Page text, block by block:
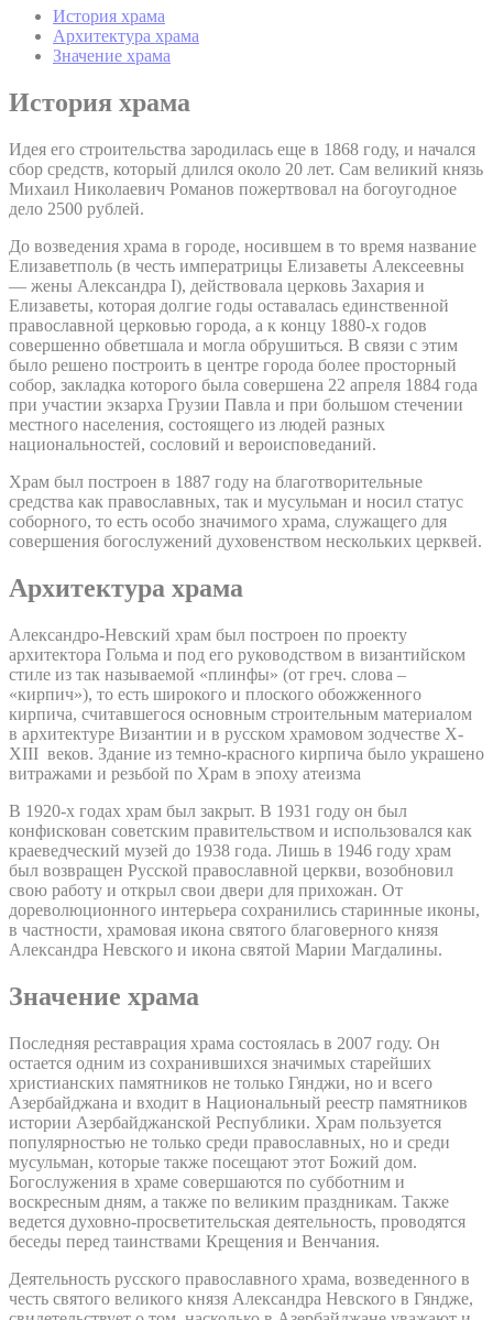
История храма
Архитектура храма
Значение храма
История храма
Идея его строительства зародилась еще в 1868 году, и начался
сбор средств, который длился около 20 лет. Сам великий князь
Михаил Николаевич Романов пожертвовал на богоугодное
дело 2500 рублей.
До возведения храма в городе, носившем в то время название
Елизаветполь (в честь императрицы Елизаветы Алексеевны
— жены Александра I), действовала церковь Захария и
Елизаветы, которая долгие годы оставалась единственной
православной церковью города, а к концу 1880-х годов
совершенно обветшала и могла обрушиться. В связи с этим
было решено построить в центре города более просторный
собор, закладка которого была совершена 22 апреля 1884 года
при участии экзарха Грузии Павла и при большом стечении
местного населения, состоящего из людей разных
национальностей, сословий и вероисповеданий.
Храм был построен в 1887 году на благотворительные
средства как православных, так и мусульман и носил статус
соборного, то есть особо значимого храма, служащего для
совершения богослужений духовенством нескольких церквей.
Архитектура храма
Александро-Невский храм был построен по проекту
архитектора Гольма и под его руководством в византийском
стиле из так называемой «плинфы» (от греч. слова –
«кирпич»), то есть широкого и плоского обожженного
кирпича, считавшегося основным строительным материалом
в архитектуре Византии и в русском храмовом зодчестве X-
XIII веков. Здание из темно-красного кирпича было украшено
витражами и резьбой по Храм в эпоху атеизма
В 1920-х годах храм был закрыт. В 1931 году он был
конфискован советским правительством и использовался как
краеведческий музей до 1938 года. Лишь в 1946 году храм
был возвращен Русской православной церкви, возобновил
свою работу и открыл свои двери для прихожан. От
дореволюционного интерьера сохранились старинные иконы,
в частности, храмовая икона святого благоверного князя
Александра Невского и икона святой Марии Магдалины.
Значение храма
Последняя реставрация храма состоялась в 2007 году. Он
остается одним из сохранившихся значимых старейших
христианских памятников не только Гянджи, но и всего
Азербайджана и входит в Национальный реестр памятников
истории Азербайджанской Республики. Храм пользуется
популярностью не только среди православных, но и среди
мусульман, которые также посещают этот Божий дом.
Богослужения в храме совершаются по субботним и
воскресным дням, а также по великим праздникам. Также
ведется духовно-просветительская деятельность, проводятся
беседы перед таинствами Крещения и Венчания.
Деятельность русского православного храма, возведенного в
честь святого великого князя Александра Невского в Гяндже,